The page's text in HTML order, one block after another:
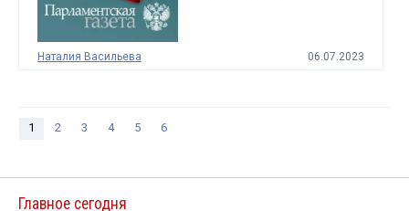
Наталия Васильева 06.07.2023
1 2 3 4 5 6
Главное сегодня